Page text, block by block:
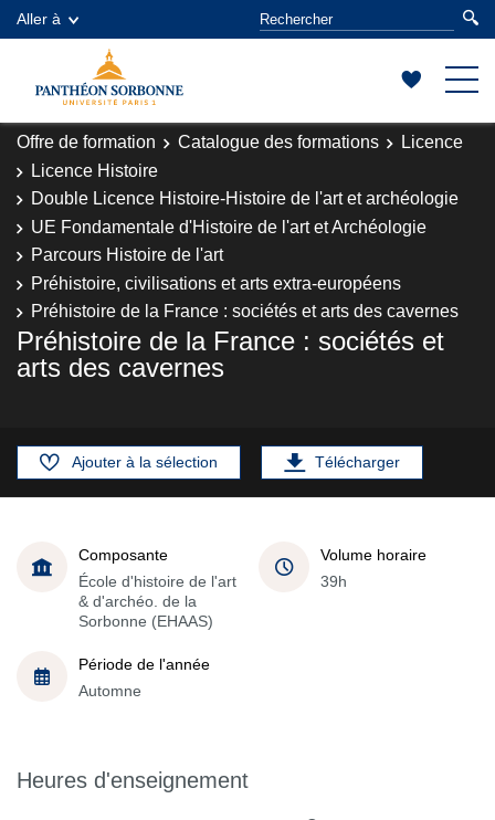
Aller à
Offre de formation Catalogue des formations
Licence
Licence Histoire
Double Licence Histoire-Histoire de l'art et archéologie
UE Fondamentale d'Histoire de l'art et Archéologie
Parcours Histoire de l'art
Préhistoire, civilisations et arts extra-européens
Préhistoire de la France : sociétés et arts des cavernes
Préhistoire de la France : sociétés et
arts des cavernes
Ajouter à la sélection Télécharger
Composante
École d'histoire de l'art
& d'archéo. de la
Sorbonne (EHAAS)
Volume horaire
39h
Période de l'année
Automne
Heures d'enseignement